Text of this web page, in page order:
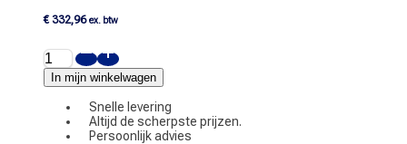
€332,96 ex. btw
Zeepdispenser
automatisch
1200
ml
aantal
In mijn winkelwagen
Snelle levering
Altijd de scherpste prijzen.
Persoonlijk advies